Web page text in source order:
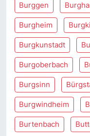
Burggen
Burgheim
Burgkunstadt
Burgoberbach
Burgsinn
Burgwindheim
Burtenbach